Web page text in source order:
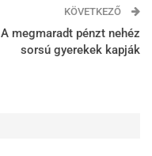
KÖVETKEZŐ
A megmaradt pénzt nehéz
sorsú gyerekek kapják